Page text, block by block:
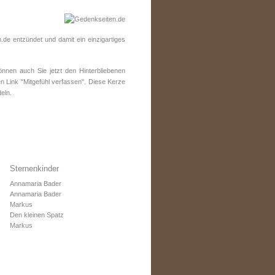
entzündet und damit ein einzigartiges
auch Sie jetzt den Hinterbliebenen
Link "Mitgefühl verfassen". Diese Kerze
Sternenkinder
Annamaria Bader
Annamaria Bader
Markus
Den kleinen Spatz
Markus